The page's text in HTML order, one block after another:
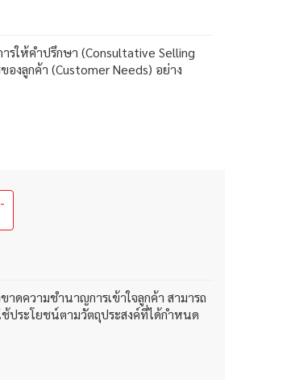
รให้คำปรึกษา (Consultative Selling
องลูกค้า (Customer Needs) อย่าง
ดความชำนาญการเข้าใจลูกค้า สามารถ
ช้ประโยชน์ตามวัตถุประสงค์ที่ได้กำหนด